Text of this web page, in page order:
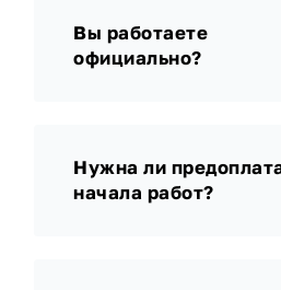
Вы работаете
официально?
Нужна ли
начала работ?